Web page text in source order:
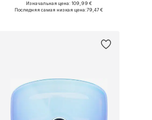
Доступные размеры: Onesize
Изначальная цена: 109,99 €
Последняя самая низкая цена:79,47 €